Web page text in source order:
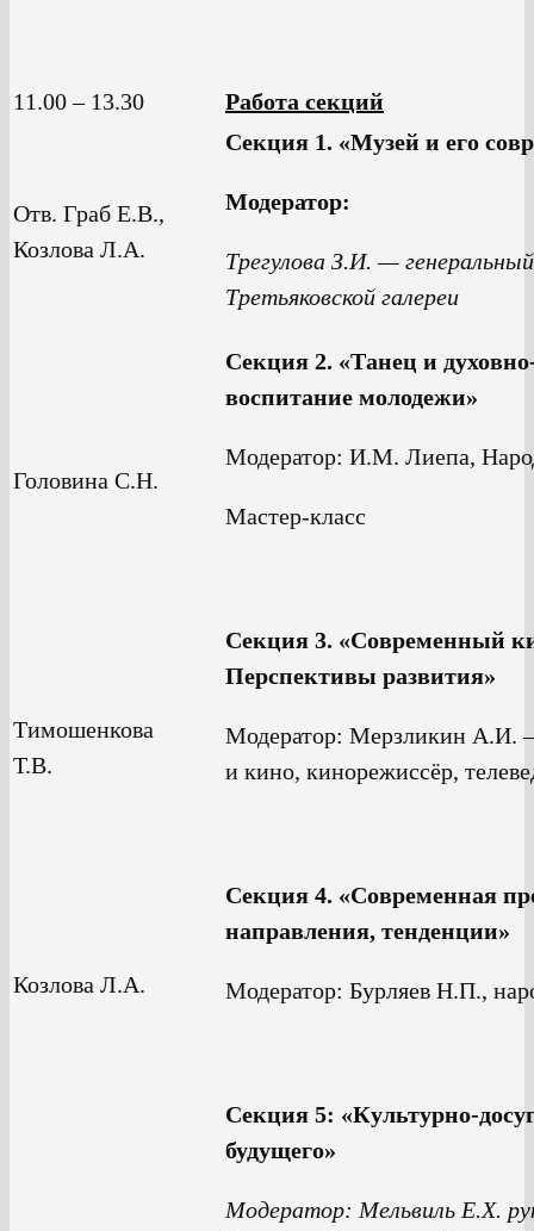
11.00 – 13.30 Работа секций
Отв. Граб Е.В.,
Козлова Л.А.
Секция 1. «Музей и его
Модератор:
Трегулова З.И. —
Третьяковской галереи
Головина С.Н.
Секция 2. «Танец и
воспитание молодежи»
Модератор: И.М. Лиепа,
Мастер-класс
Тимошенкова
Т.В.
Секция 3. «Современный
Перспективы развития»
Модератор: Мерзликин А.И.
и кино, кинорежиссёр,
Козлова Л.А.
Секция 4. «Современная
направления, тенденции»
Модератор: Бурляев Н.П.,
Секция 5: «Культурно-
будущего»
Модератор: Мельвиль Е.Х.